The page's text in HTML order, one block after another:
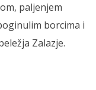
paljenjem
borcima i
Zalazje.